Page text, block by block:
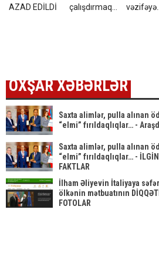
AZAD EDİLDİ
çalışdırmaq
vəzifəyə
OXŞAR XƏBƏRLƏR
Saxta alimlər, pulla alınan
“elmi” fırıldaqlıqlar… -
Saxta alimlər, pulla alınan
“elmi” fırıldaqlıqlar… -
FAKTLAR
İlham Əliyevin İtaliyaya
ölkənin mətbuatının
FOTOLAR